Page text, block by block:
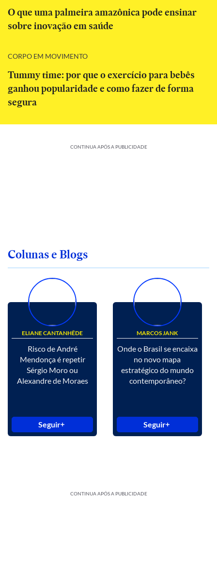
O que uma palmeira amazônica pode ensinar
sobre inovação em saúde
CORPO EM MOVIMENTO
Tummy time: por que o exercício para bebês
ganhou popularidade e como fazer de forma
segura
CONTINUA APÓS A PUBLICIDADE
Colunas e Blogs
ELIANE CANTANHÊDE
Risco de André
Mendonça é repetir
Sérgio Moro ou
Alexandre de Moraes
Seguir
MARCOS JANK
Onde o Brasil se encaixa
no novo mapa
estratégico do mundo
contemporâneo?
Seguir
CONTINUA APÓS A PUBLICIDADE